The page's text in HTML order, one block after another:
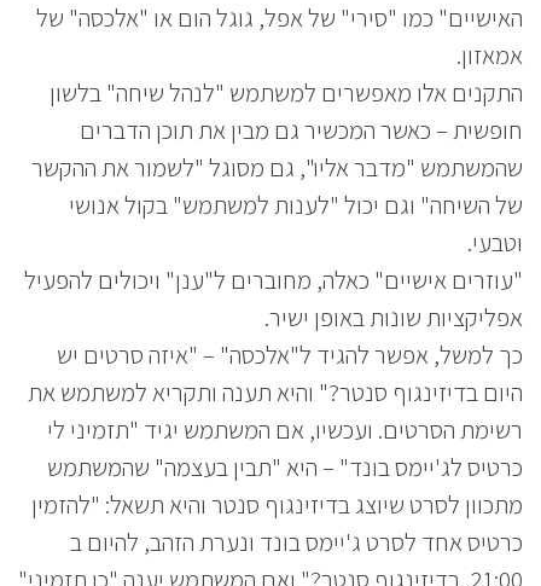
האישיים" כמו "סירי" של אפל, גוגל הום או "אלכסה" של
אמאזון.
התקנים אלו מאפשרים למשתמש "לנהל שיחה" בלשון
חופשית – כאשר המכשיר גם מבין את תוכן הדברים
שהמשתמש "מדבר אליו", גם מסוגל "לשמור את ההקשר
של השיחה" וגם יכול "לענות למשתמש" בקול אנושי
וטבעי.
"עוזרים אישיים" כאלה, מחוברים ל"ענן" ויכולים להפעיל
אפליקציות שונות באופן ישיר.
כך למשל, אפשר להגיד ל"אלכסה" – "איזה סרטים יש
היום בדיזינגוף סנטר?" והיא תענה ותקריא למשתמש את
רשימת הסרטים. ועכשיו, אם המשתמש יגיד "תזמיני לי
כרטיס לג'יימס בונד" – היא "תבין בעצמה" שהמשתמש
מתכוון לסרט שיוצג בדיזינגוף סנטר והיא תשאל: "להזמין
כרטיס אחד לסרט ג'יימס בונד ונערת הזהב, להיום ב
21:00, בדיזינגוף סנטר?" ואם המשתמש יענה "כן תזמיני"